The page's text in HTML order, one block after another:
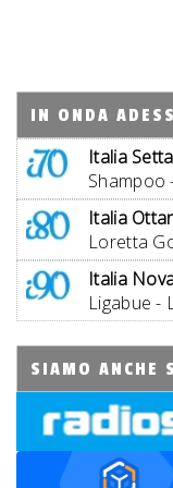
IN ONDA
Italia
Shampoo
Italia
Loretta
Italia
Ligabue -
SIAMO ANCHE